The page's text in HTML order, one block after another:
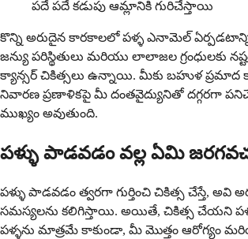
పదే పదే కడుపు ఆమ్లానికి గురిచేస్తాయి
కొన్ని అరుదైన కారకాలలో పళ్ళ ఎనామెల్
జన్యు పరిస్థితులు మరియు లాలాజల గ్రంధులకు
క్యాన్సర్ చికిత్సలు ఉన్నాయి. మీకు బహుళ ప్రమాద
నివారణ ప్రణాళికపై మీ దంతవైద్యునితో దగ్గరగా
ముఖ్యం అవుతుంది.
పళ్ళు పాడవడం వల్ల ఏమి
పళ్ళు పాడవడం త్వరగా గుర్తించి చికిత్స చేస్తే, అవి
సమస్యలను కలిగిస్తాయి. అయితే, చికిత్స చేయని
పళ్ళను మాత్రమే కాకుండా, మీ మొత్తం ఆరోగ్యం